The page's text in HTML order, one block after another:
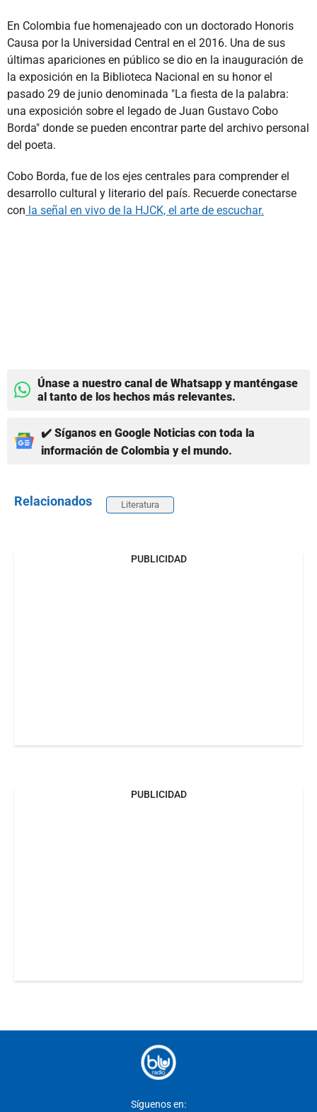
En Colombia fue homenajeado con un doctorado Honoris
Causa por la Universidad Central en el 2016. Una de sus
últimas apariciones en público se dio en la inauguración de
la exposición en la Biblioteca Nacional en su honor el
pasado 29 de junio denominada "La fiesta de la palabra:
una exposición sobre el legado de Juan Gustavo Cobo
Borda" donde se pueden encontrar parte del archivo personal
del poeta.
Cobo Borda, fue de los ejes centrales para comprender el
desarrollo cultural y literario del país. Recuerde conectarse
con la señal en vivo de la HJCK, el arte de escuchar.
Únase a nuestro canal de Whatsapp y manténgase
al tanto de los hechos más relevantes.
✔️ Síganos en Google Noticias con toda la
información de Colombia y el mundo.
Relacionados Literatura
PUBLICIDAD
PUBLICIDAD
Síguenos en: